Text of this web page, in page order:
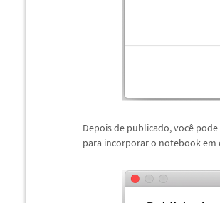
Depois de publicado, você
para incorporar o notebook em